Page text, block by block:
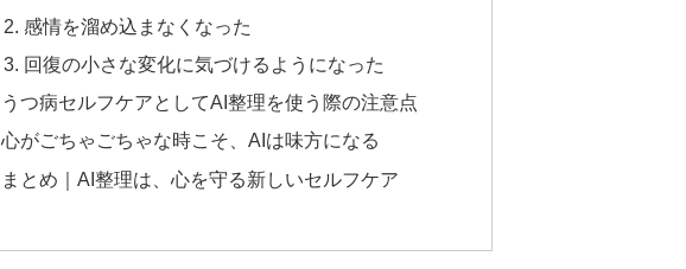
感情を溜め込まなくなった
回復の小さな変化に気づけるようになった
うつ病セルフケアとしてAI整理を使う際の注意点
心がごちゃごちゃな時こそ、AIは味方になる
まとめ｜AI整理は、心を守る新しいセルフケア